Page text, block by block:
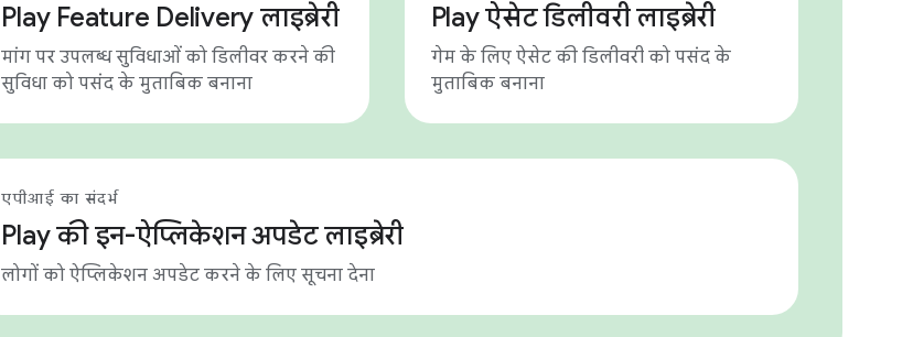
Play Feature Delivery लाइब्रेरी
मांग पर उपलब्ध सुविधाओं को डिलीवर करने की
सुविधा को पसंद के मुताबिक बनाना
Play ऐसेट डिलीवरी लाइब्रेरी
गेम के लिए ऐसेट की डिलीवरी को पसंद के
मुताबिक बनाना
एपीआई का संदर्भ
Play की इन-ऐप्लिकेशन अपडेट लाइब्रेरी
लोगों को ऐप्लिकेशन अपडेट करने के लिए सूचना देना